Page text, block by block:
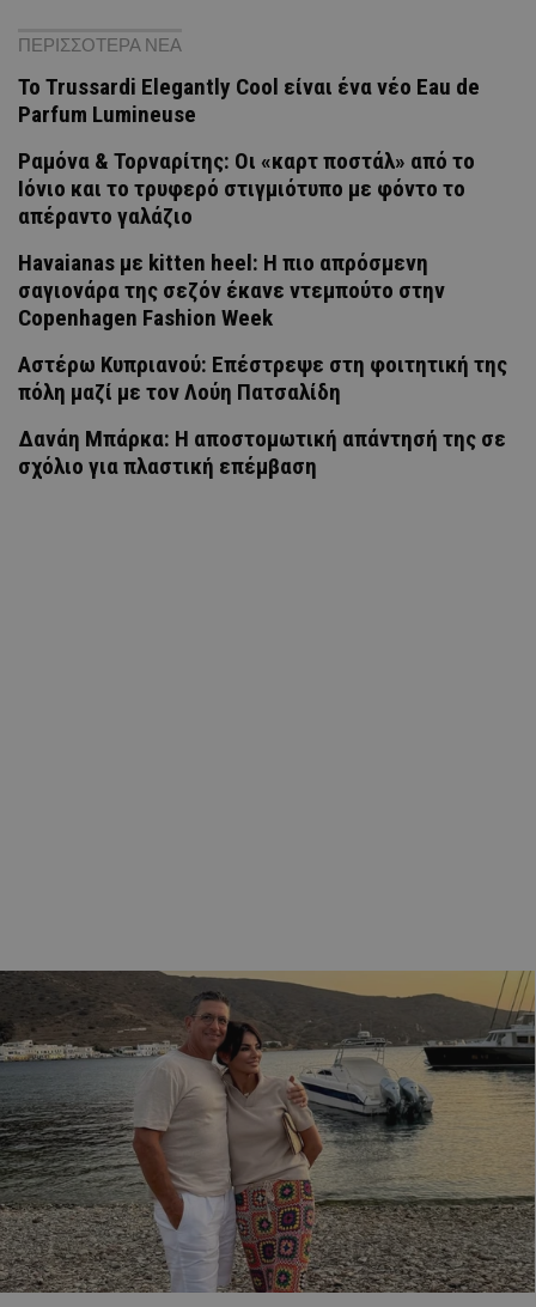
ΠΕΡΙΣΣΟΤΕΡΑ ΝΕΑ
Το Trussardi Elegantly Cool είναι ένα νέο Eau de
Parfum Lumineuse
Ραμόνα & Τορναρίτης: Οι «καρτ ποστάλ» από το
Ιόνιο και το τρυφερό στιγμιότυπο με φόντο το
απέραντο γαλάζιο
Havaianas με kitten heel: Η πιο απρόσμενη
σαγιονάρα της σεζόν έκανε ντεμπούτο στην
Copenhagen Fashion Week
Αστέρω Κυπριανού: Επέστρεψε στη φοιτητική της
πόλη μαζί με τον Λούη Πατσαλίδη
Δανάη Μπάρκα: Η αποστομωτική απάντησή της σε
σχόλιο για πλαστική επέμβαση